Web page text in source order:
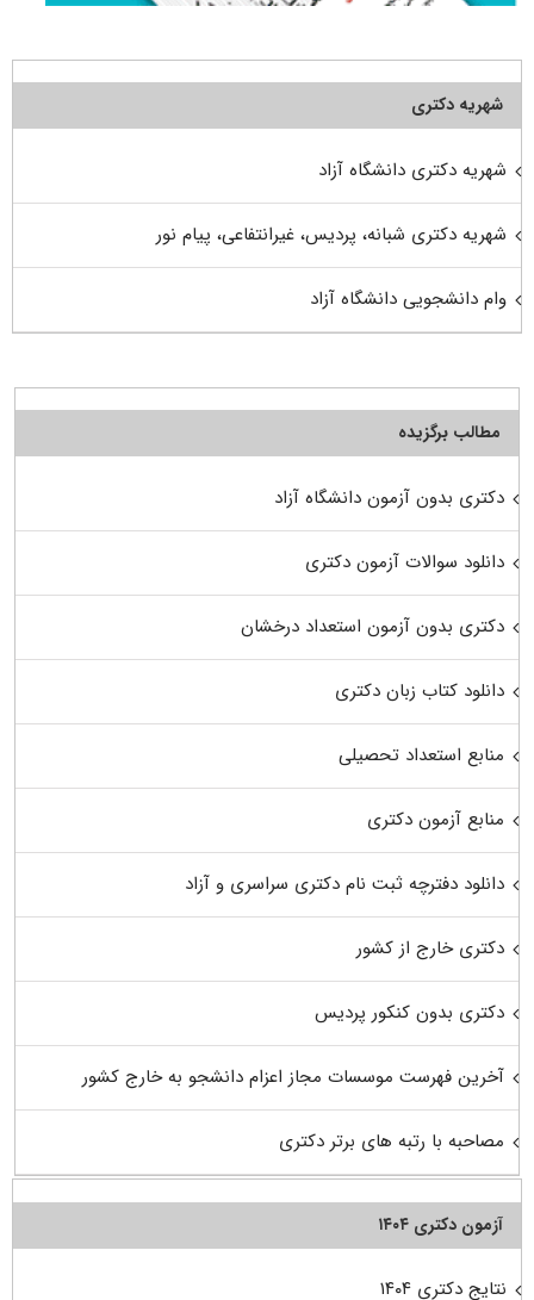
شهریه دکتری
شهریه دکتری دانشگاه آزاد
شهریه دکتری شبانه، پردیس، غیرانتفاعی، پیام نور
وام دانشجویی دانشگاه آزاد
مطالب برگزیده
دکتری بدون آزمون دانشگاه آزاد
دانلود سوالات آزمون دکتری
دکتری بدون آزمون استعداد درخشان
دانلود کتاب زبان دکتری
منابع استعداد تحصیلی
منابع آزمون دکتری
دانلود دفترچه ثبت نام دکتری سراسری و آزاد
دکتری خارج از کشور
دکتری بدون کنکور پردیس
آخرین فهرست موسسات مجاز اعزام دانشجو به خارج کشور
مصاحبه با رتبه های برتر دکتری
آزمون دکتری ۱۴۰۴
نتایج دکتری ۱۴۰۴